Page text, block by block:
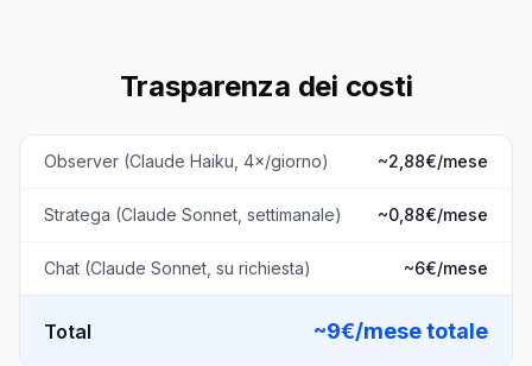
Trasparenza dei costi
Observer (Claude Haiku, 4×/giorno) ~2,88€/mese
Stratega (Claude Sonnet, settimanale) ~0,88€/mese
Chat (Claude Sonnet, su richiesta) ~6€/mese
Total ~9€/mese totale